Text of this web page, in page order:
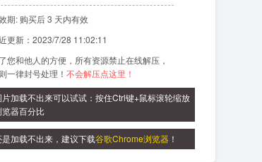
期: 购买后 3 天内有效
更新：2023/7/28 11:02:11
您和他人的方便，所有资源禁止在线解压，
一律封号处理！ 不会解压点这里！
片加载不出来可以试试：按住Ctrl键+鼠标滚轮缩放
览器百分比
是加载不出来，建议下载谷歌Chrome浏览器 ！